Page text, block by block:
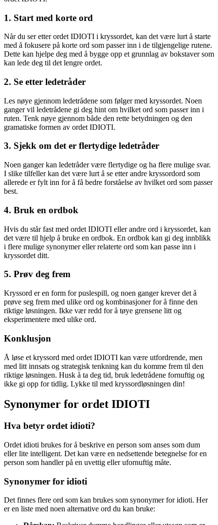
1. Start med korte ord
Når du ser etter ordet IDIOTI i kryssordet, kan det være lurt å starte
med å fokusere på korte ord som passer inn i de tilgjengelige rutene.
Dette kan hjelpe deg med å bygge opp et grunnlag av bokstaver som
kan lede deg til det lengre ordet.
2. Se etter ledetråder
Les nøye gjennom ledetrådene som følger med kryssordet. Noen
ganger vil ledetrådene gi deg hint om hvilket ord som passer inn i
ruten. Tenk nøye gjennom både den rette betydningen og den
gramatiske formen av ordet IDIOTI.
3. Sjekk om det er flertydige ledetråder
Noen ganger kan ledetråder være flertydige og ha flere mulige svar.
I slike tilfeller kan det være lurt å se etter andre kryssordord som
allerede er fylt inn for å få bedre forståelse av hvilket ord som passer
best.
4. Bruk en ordbok
Hvis du står fast med ordet IDIOTI eller andre ord i kryssordet, kan
det være til hjelp å bruke en ordbok. En ordbok kan gi deg innblikk
i flere mulige synonymer eller relaterte ord som kan passe inn i
kryssordet ditt.
5. Prøv deg frem
Kryssord er en form for puslespill, og noen ganger krever det å
prøve seg frem med ulike ord og kombinasjoner for å finne den
riktige løsningen. Ikke vær redd for å tøye grensene litt og
eksperimentere med ulike ord.
Konklusjon
Å løse et kryssord med ordet IDIOTI kan være utfordrende, men
med litt innsats og strategisk tenkning kan du komme frem til den
riktige løsningen. Husk å ta deg tid, bruk ledetrådene fornuftig og
ikke gi opp for tidlig. Lykke til med kryssordløsningen din!
Synonymer for ordet IDIOTI
Hva betyr ordet idioti?
Ordet idioti brukes for å beskrive en person som anses som dum
eller lite intelligent. Det kan være en nedsettende betegnelse for en
person som handler på en uvettig eller ufornuftig måte.
Synonymer for idioti
Det finnes flere ord som kan brukes som synonymer for idioti. Her
er en liste med noen alternative ord du kan bruke: